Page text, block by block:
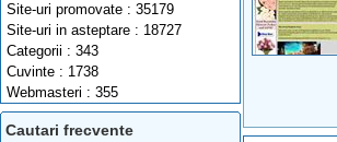
Site-uri promovate : 35179
Site-uri in asteptare : 18727
Categorii : 343
Cuvinte : 1738
Webmasteri : 355
Cautari frecvente